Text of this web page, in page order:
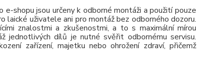
shopu jsou určeny k odborné montáži a použití pouze
laické uživatele ani pro montáž bez odborného dozoru.
znalostmi a zkušenostmi, a to s maximální mírou
dílů je nutné svěřit odbornému servisu.
zařízení, majetku nebo ohrožení zdraví, přičemž